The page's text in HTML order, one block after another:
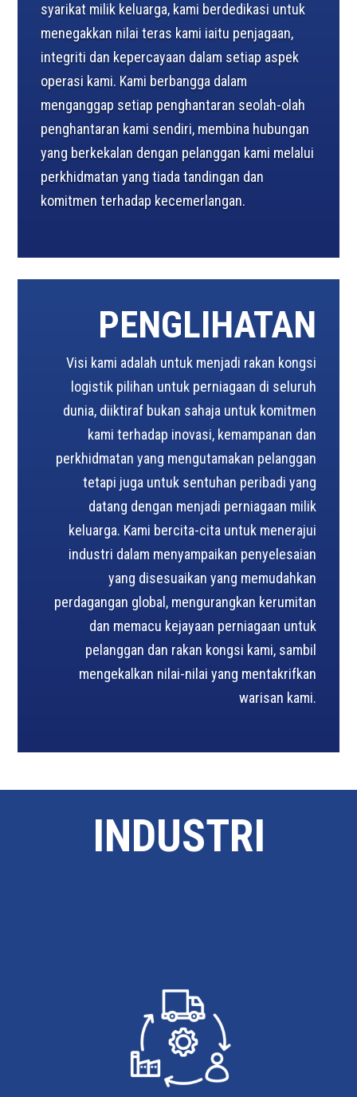
syarikat milik keluarga, kami berdedikasi untuk
menegakkan nilai teras kami iaitu penjagaan,
integriti dan kepercayaan dalam setiap aspek
operasi kami. Kami berbangga dalam
menganggap setiap penghantaran seolah-olah
penghantaran kami sendiri, membina hubungan
yang berkekalan dengan pelanggan kami melalui
perkhidmatan yang tiada tandingan dan
komitmen terhadap kecemerlangan.
PENGLIHATAN
Visi kami adalah untuk menjadi rakan kongsi
logistik pilihan untuk perniagaan di seluruh
dunia, diiktiraf bukan sahaja untuk komitmen
kami terhadap inovasi, kemampanan dan
perkhidmatan yang mengutamakan pelanggan
tetapi juga untuk sentuhan peribadi yang
datang dengan menjadi perniagaan milik
keluarga. Kami bercita-cita untuk menerajui
industri dalam menyampaikan penyelesaian
yang disesuaikan yang memudahkan
perdagangan global, mengurangkan kerumitan
dan memacu kejayaan perniagaan untuk
pelanggan dan rakan kongsi kami, sambil
mengekalkan nilai-nilai yang mentakrifkan
warisan kami.
INDUSTRI